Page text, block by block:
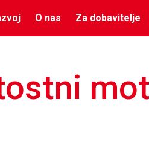
O nas Za dobavitelje